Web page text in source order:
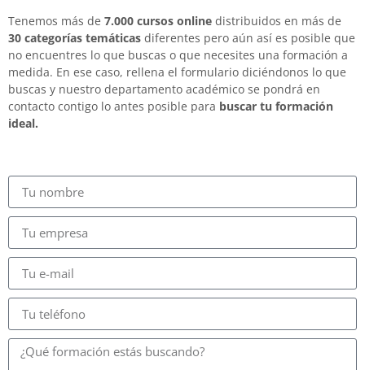
Tenemos más de 7.000 cursos online distribuidos en más de
30 categorías temáticas diferentes pero aún así es posible que
no encuentres lo que buscas o que necesites una formación a
medida. En ese caso, rellena el formulario diciéndonos lo que
buscas y nuestro departamento académico se pondrá en
contacto contigo lo antes posible para buscar tu formación
ideal.